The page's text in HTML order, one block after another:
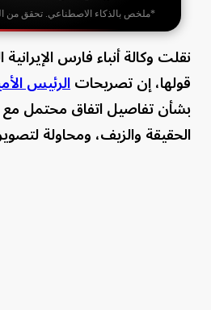
*ملخص بالذكاء الاصطناعي. تحقق من
نقلت وكالة أنباء فارس
قولها، إن تصريحاتالرئيس
بشأن تفاصيل اتفاق محتمل
الحقيقة والزيف، ومحاولة